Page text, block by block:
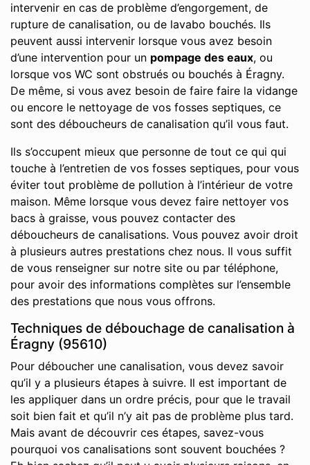
intervenir en cas de problème d’engorgement, de
rupture de canalisation, ou de lavabo bouchés. Ils
peuvent aussi intervenir lorsque vous avez besoin
d’une intervention pour un pompage des eaux, ou
lorsque vos WC sont obstrués ou bouchés à Éragny.
De même, si vous avez besoin de faire faire la vidange
ou encore le nettoyage de vos fosses septiques, ce
sont des déboucheurs de canalisation qu’il vous faut.
Ils s’occupent mieux que personne de tout ce qui qui
touche à l’entretien de vos fosses septiques, pour vous
éviter tout problème de pollution à l’intérieur de votre
maison. Même lorsque vous devez faire nettoyer vos
bacs à graisse, vous pouvez contacter des
déboucheurs de canalisations. Vous pouvez avoir droit
à plusieurs autres prestations chez nous. Il vous suffit
de vous renseigner sur notre site ou par téléphone,
pour avoir des informations complètes sur l’ensemble
des prestations que nous vous offrons.
Techniques de débouchage de canalisation à
Éragny (95610)
Pour déboucher une canalisation, vous devez savoir
qu’il y a plusieurs étapes à suivre. Il est important de
les appliquer dans un ordre précis, pour que le travail
soit bien fait et qu’il n’y ait pas de problème plus tard.
Mais avant de découvrir ces étapes, savez-vous
pourquoi vos canalisations sont souvent bouchées ?